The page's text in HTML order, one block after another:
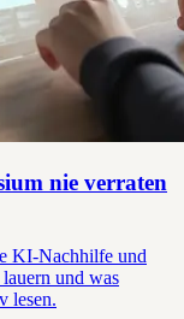
nie verraten
KI-Nachhilfe und
und was
lesen.